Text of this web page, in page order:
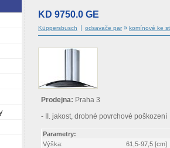
KD 9750.0 GE
Küppersbusch | odsavače par» komínové ke
Prodejna: Praha 3
- II. jakost, drobné povrchové poškození
Parametry:
Výška:
61,5-97,5 [cm]